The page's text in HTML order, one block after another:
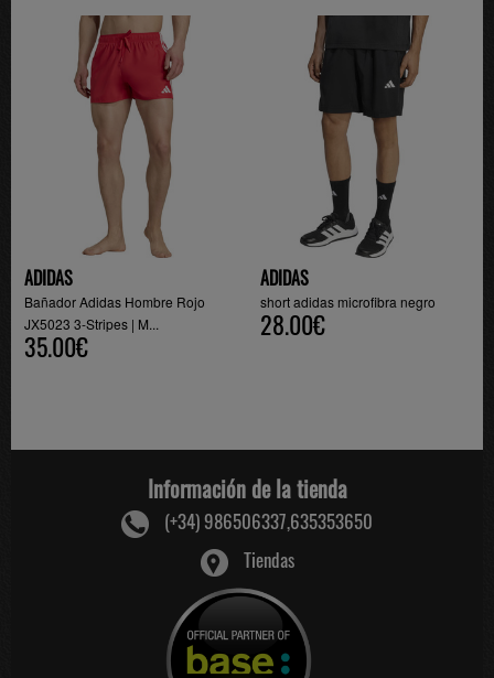
ADIDAS
Bañador Adidas Hombre Rojo
JX5023 3-Stripes | M...
35.00€
ADIDAS
short adidas microfibra negro
28.00€
Información de la tienda
(+34) 986506337,635353650
Tiendas